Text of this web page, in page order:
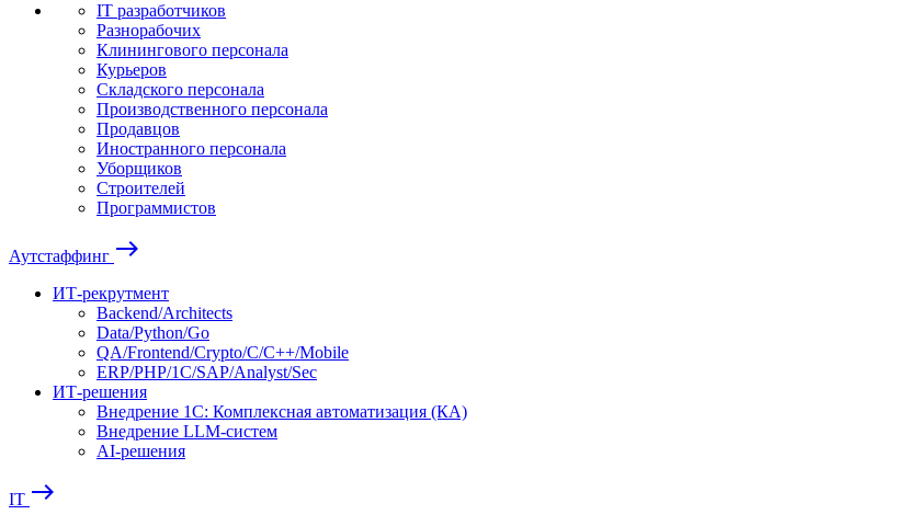
IT разработчиков
Разнорабочих
Клинингового персонала
Курьеров
Складского персонала
Производственного персонала
Продавцов
Иностранного персонала
Уборщиков
Строителей
Программистов
Аутстаффинг east
ИТ-рекрутмент
Backend/Architects
Data/Python/Go
QA/Frontend/Crypto/C/C++/Mobile
ERP/PHP/1C/SAP/Analyst/Sec
ИТ-решения
Внедрение 1С: Комплексная автоматизация (КА)
Внедрение LLM-систем
AI-решения
IT east